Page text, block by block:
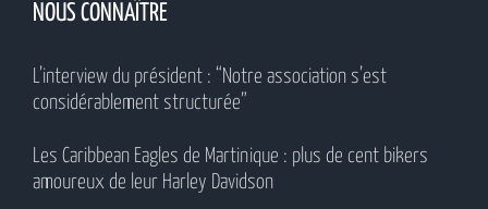
NOUS CONNAÎTRE
L’interview du président : “Notre association s’est
considérablement structurée”
Les Caribbean Eagles de Martinique : plus de cent bikers
amoureux de leur Harley Davidson